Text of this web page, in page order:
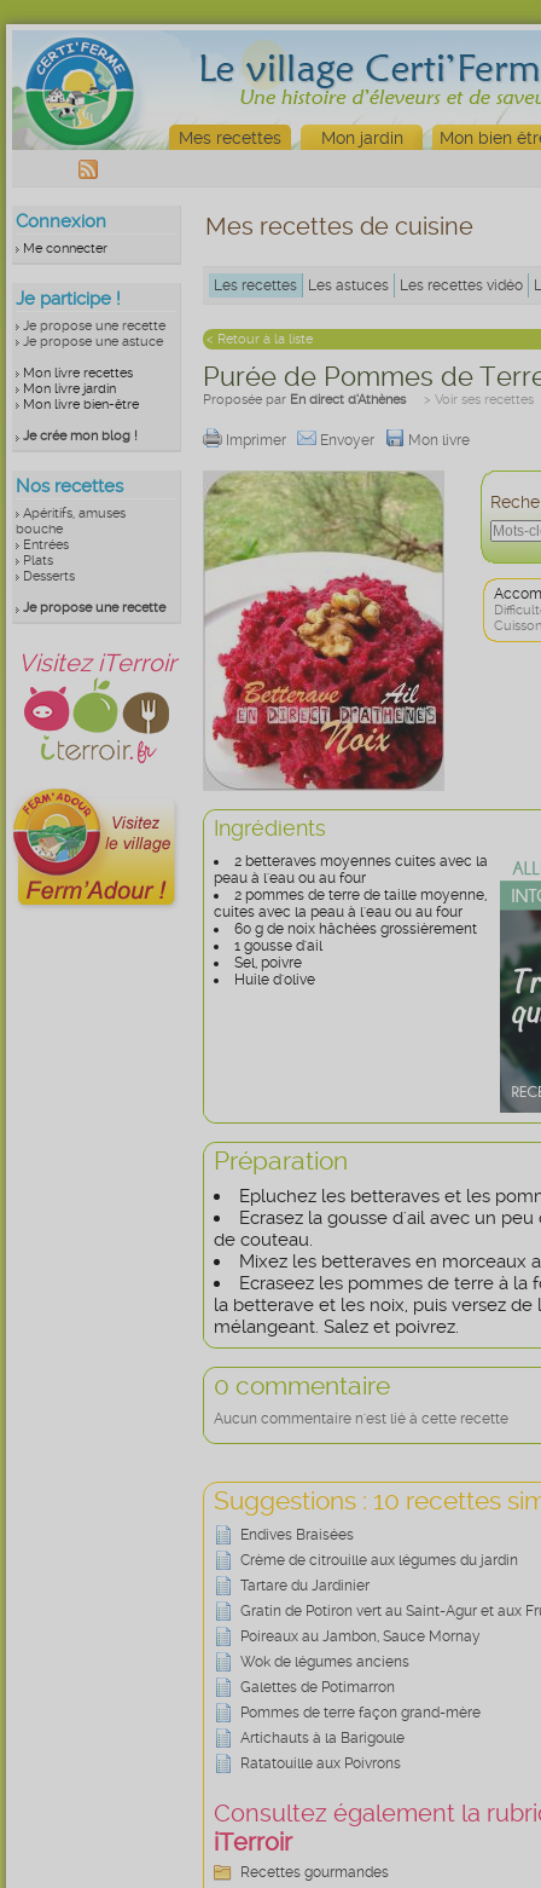
Mes recettes Mon jardin Mon bien
Connexion
Me connecter
Je participe !
Je propose une recette
Je propose une astuce
Mon livre recettes
Mon livre jardin
Mon livre bien-être
Je crée mon blog !
Nos recettes
Apéritifs, amuses
bouche
Entrées
Plats
Desserts
Je propose une recette
Visitez iTerroir
Mes recettes de cuisine
Les recettes Les astuces Les recettes vidéo
< Retour à la liste
Purée de Pommes de
Proposée par En direct d’Athènes > Voir ses recettes
Imprimer Envoyer Mon livre
Ingrédients
2 betteraves moyennes cuites avec la
peau à l'eau ou au four
2 pommes de terre de taille moyenne,
cuites avec la peau à l'eau ou au four
60 g de noix hâchées grossièrement
1 gousse d'ail
Sel, poivre
Huile d'olive
Préparation
Epluchez les betteraves et les
Ecrasez la gousse d'ail avec un
de couteau.
Mixez les betteraves en morceaux
Ecraseez les pommes de terre à la
la betterave et les noix, puis versez
mélangeant. Salez et poivrez.
0 commentaire
Aucun commentaire n'est lié à cette recette
Suggestions : 10 recettes
Endives Braisées
Crème de citrouille aux légumes du jardin
Tartare du Jardinier
Gratin de Potiron vert au Saint-Agur et aux
Poireaux au Jambon, Sauce Mornay
Wok de légumes anciens
Galettes de Potimarron
Pommes de terre façon grand-mère
Artichauts à la Barigoule
Ratatouille aux Poivrons
Consultez également la
iTerroir
Recettes gourmandes